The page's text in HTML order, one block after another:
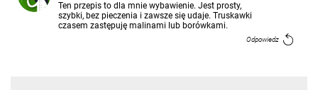
Ten przepis to dla mnie wybawienie. Jest prosty,
szybki, bez pieczenia i zawsze się udaje. Truskawki
czasem zastępuję malinami lub borówkami.
Odpowiedz